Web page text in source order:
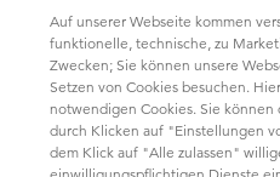
Auf unserer Webseite kommen
funktionelle, technische, zu
Zwecken; Sie können unsere
Setzen von Cookies besuchen.
notwendigen Cookies. Sie
durch Klicken auf "Einstellungen
dem Klick auf "Alle zulassen"